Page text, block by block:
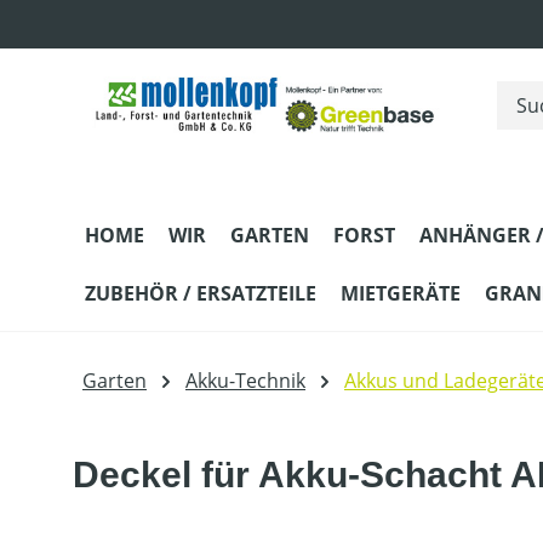
HOME WIR GARTEN FORST ANHÄNGER
ZUBEHÖR / ERSATZTEILE MIETGERÄTE
Garten Akku-Technik Akkus und
Deckel für Akku-Schacht